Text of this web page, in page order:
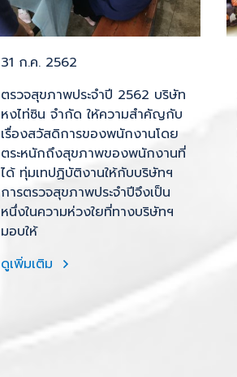
31 ก.ค. 2562
ตรวจสุขภาพประจำปี 2562 บริษัท
หงไท่ซิน จำกัด ให้ความสำคัญกับ
เรื่องสวัสดิการของพนักงานโดย
ตระหนักถึงสุขภาพของพนักงานที่
ได้ ทุ่มเทปฏิบัติงานให้กับบริษัทฯ
การตรวจสุขภาพประจำปีจึงเป็น
หนึ่งในความห่วงใยที่ทางบริษัทฯ
มอบให้
ดูเพิ่มเติม